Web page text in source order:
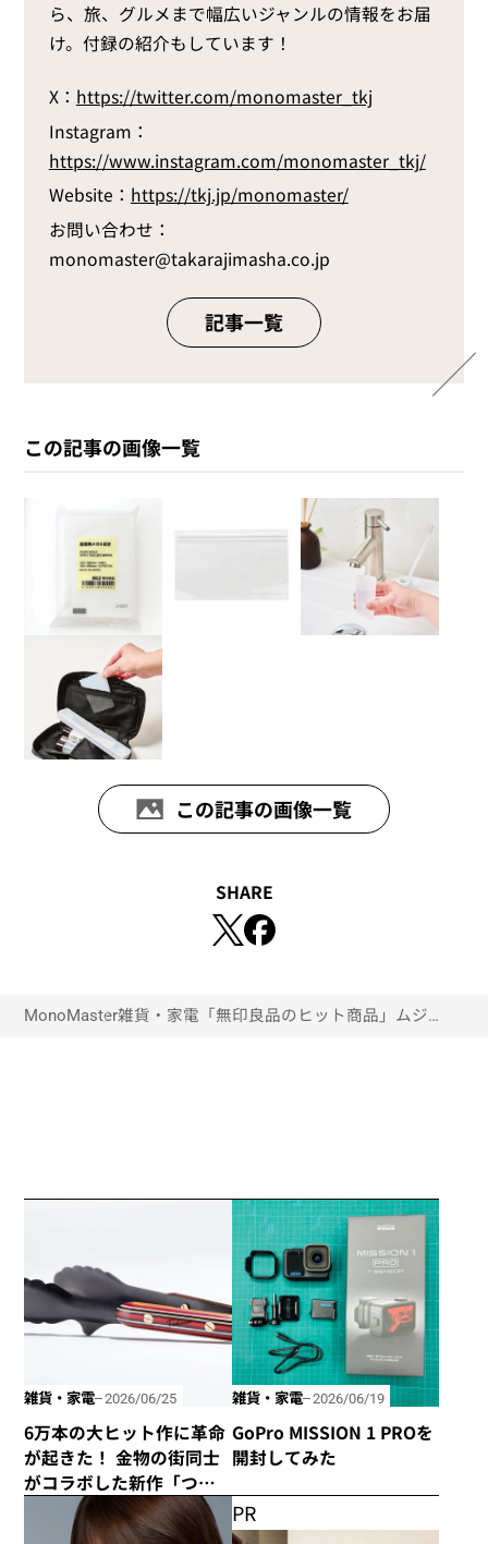
ら、旅、グルメまで幅広いジャンルの情報をお届
け。付録の紹介もしています！
X： https://twitter.com/monomaster_tkj
Instagram：
https://www.instagram.com/monomaster_tkj/
Website： https://tkj.jp/monomaster/
お問い合わせ：
monomaster@takarajimasha.co.jp
記事一覧
この記事の画像一覧
この記事の画像一覧
SHARE
MonoMaster雑貨・家電 「無印良品のヒット商品」ムジラー
雑貨・家電 2026/06/25
6万本の大ヒット作に革命
が起きた！ 金物の街同士
がコラボした新作「つか
みのトング」が登場！
雑貨・家電 2026/06/19
GoPro MISSION 1 PROを
開封してみた
PR